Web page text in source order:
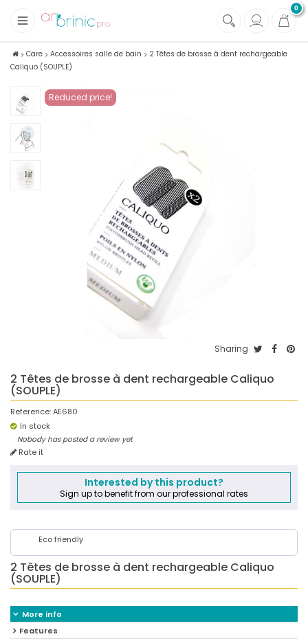
0
+
Fabrics
Notions
Care Accessoires salle de bain
2 Têtes de brosse à dent rechargeable
Caliquo (SOUPLE)
Reduced price!
Sharing
2 Têtes de brosse à dent rechargeable Caliquo
(SOUPLE)
Reference:AE680
In stock
Nobody has posted a review yet
Rate it
Interested by this product?
Sign up to benefit from our professional rates
Eco friendly
2 Têtes de brosse à dent rechargeable Caliquo
(SOUPLE)
More info
Features